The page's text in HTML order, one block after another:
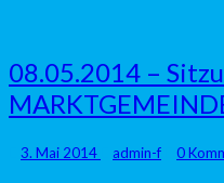
08.05.2014
–
Sitzung
MARKTGEMEINDERATES
08.05.2014 –
3. Mai 2014 admin-f 0